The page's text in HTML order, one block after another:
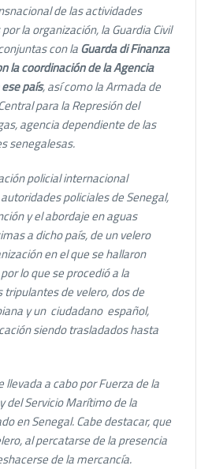
de las actividades
la organización, la Guardia Civil
con laGuarda di Finanza
la coordinación de la Agencia
país, así como la Armada de
para la Represión del
agencia dependiente de las
senegalesas.
policial internacional
policiales de Senegal,
y el abordaje en aguas
a dicho país, de un velero
en el que se hallaron
lo que se procedió a la
de velero, dos de
y un ciudadano español,
siendo trasladados hasta
a cabo por Fuerza de la
del Servicio Marítimo de la
en Senegal. Cabe destacar, que
al percatarse de la presencia
de la mercancía.